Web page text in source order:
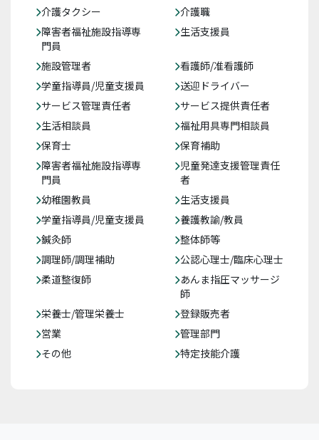
介護タクシー
介護職
障害者福祉施設指導専
門員
生活支援員
施設管理者
看護師/准看護師
学童指導員/児童支援員
送迎ドライバー
サービス管理責任者
サービス提供責任者
生活相談員
福祉用具専門相談員
保育士
保育補助
障害者福祉施設指導専
門員
児童発達支援管理責任
者
幼稚園教員
生活支援員
学童指導員/児童支援員
養護教諭/教員
鍼灸師
整体師等
調理師/調理補助
公認心理士/臨床心理士
柔道整復師
あんま指圧マッサージ
師
栄養士/管理栄養士
登録販売者
営業
管理部門
その他
特定技能介護